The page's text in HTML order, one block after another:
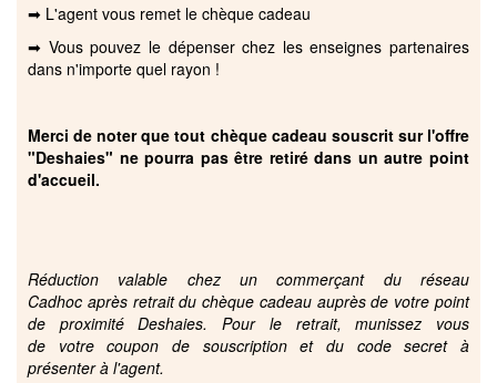
➡ L'agent vous remet le chèque cadeau
➡ Vous pouvez le dépenser chez les enseignes partenaires
dans n'importe quel rayon !
Merci de noter que tout chèque cadeau souscrit sur l'offre
"Deshaies" ne pourra pas être retiré dans un autre point
d'accueil.
Réduction valable chez un commerçant du réseau
Cadhoc après retrait du chèque cadeau auprès de votre point
de proximité Deshaies. Pour le retrait, munissez vous
de votre coupon de souscription et du code secret à
présenter à l'agent.